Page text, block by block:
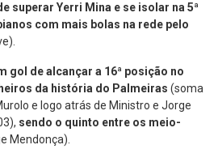
superar Yerri Mina e se isolar na 5ª
com mais bolas na rede pelo
gol de alcançar a 16ª posição no
da história do Palmeiras (soma
e logo atrás de Ministro e Jorge
sendo o quinto entre os meio-
Mendonça).